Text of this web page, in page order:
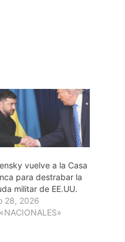
vuelve a la Casa
para destrabar la
militar de EE.UU.
28, 2026